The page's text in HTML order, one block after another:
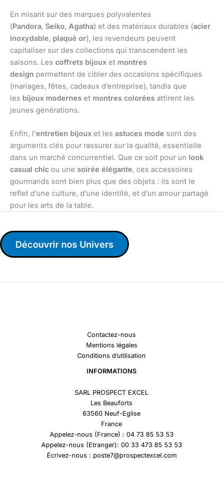
En misant sur des marques polyvalentes
(Pandora, Seiko, Agatha) et des matériaux durables (acier
inoxydable, plaqué or), les revendeurs peuvent
capitaliser sur des collections qui transcendent les
saisons. Les coffrets bijoux et montres
design permettent de cibler des occasions spécifiques
(mariages, fêtes, cadeaux d’entreprise), tandis que
les bijoux modernes et montres colorées attirent les
jeunes générations.
Enfin, l’entretien bijoux et les astuces mode sont des
arguments clés pour rassurer sur la qualité, essentielle
dans un marché concurrentiel. Que ce soit pour un look
casual chic ou une soirée élégante, ces accessoires
gourmands sont bien plus que des objets : ils sont le
reflet d’une culture, d’une identité, et d’un amour partagé
pour les arts de la table.
Découvrir nos Univers
Contactez-nous
Mentions légales
Conditions d’utilisation
INFORMATIONS
SARL PROSPECT EXCEL
Les Beauforts
63560 Neuf-Eglise
France
Appelez-nous (France) : 04 73 85 53 53
Appelez-nous (Etranger): 00 33 473 85 53 53
Écrivez-nous : poste7@prospectexcel.com